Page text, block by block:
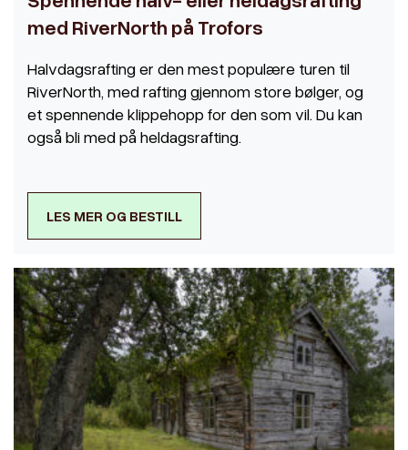
med RiverNorth på Trofors
Halvdagsrafting er den mest populære turen til
RiverNorth, med rafting gjennom store bølger, og
et spennende klippehopp for den som vil. Du kan
også bli med på heldagsrafting.
LES MER OG BESTILL